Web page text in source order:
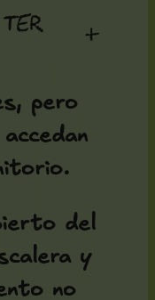
ter
+
pero
del
y
no